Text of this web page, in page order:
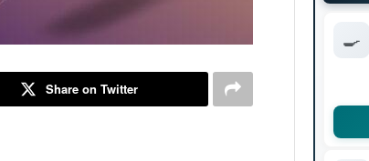
Share on Twitter
🍳